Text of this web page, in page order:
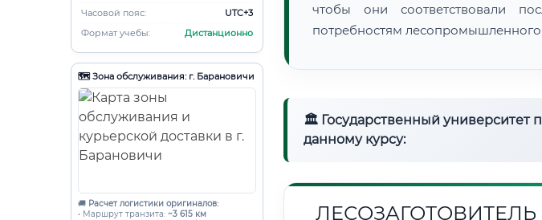
Часовой пояс:
UTC+3
Формат учебы:
Дистанционно
🗺️ Зона обслуживания: г. Барановичи
🚚 Расчет логистики оригиналов:
• Маршрут транзита: ~3 615 км
чтобы они соответствовали
потребностям лесопромышленного
🏛 Государственный университет
данному курсу:
ЛЕСОЗАГОТОВИТЕЛЬ